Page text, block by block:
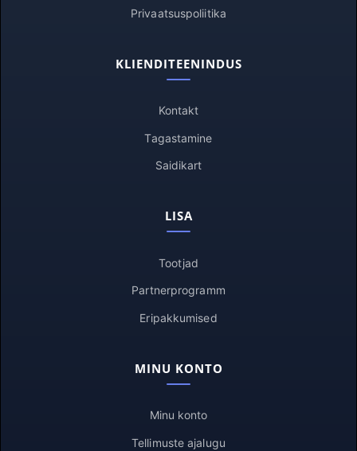
Privaatsuspoliitika
KLIENDITEENINDUS
Kontakt
Tagastamine
Saidikart
LISA
Tootjad
Partnerprogramm
Eripakkumised
MINU KONTO
Minu konto
Tellimuste ajalugu